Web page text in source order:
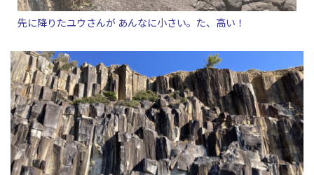
先に降りたユウさんが あんなに小さい。た、高い！